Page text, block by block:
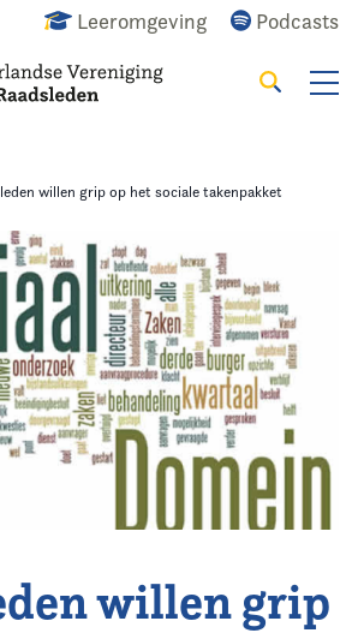
Leeromgeving Podcasts
Zoeken
willen grip op het sociale takenpakket
willen grip